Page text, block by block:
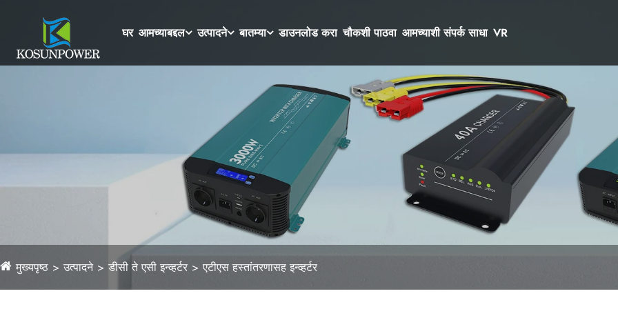
घर आमच्याबद्दल उत्पादने बातम्या डाउनलोड करा चौकशी पाठवा आमच्याशी संपर्क साधा VR
मुख्यपृष्ठ उत्पादने डीसी ते एसी इन्व्हर्टर एटीएस हस्तांतरणासह इन्व्हर्टर